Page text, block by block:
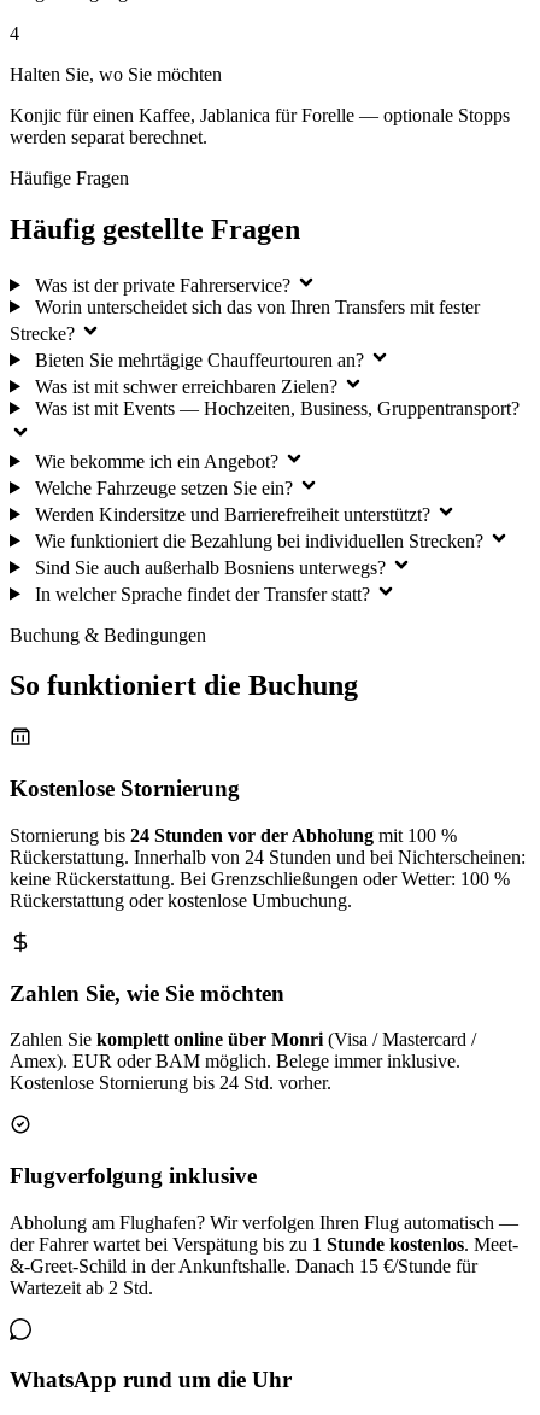
4
Halten Sie, wo Sie möchten
Konjic für einen Kaffee, Jablanica für Forelle — optionale Stopps
werden separat berechnet.
Häufige Fragen
Häufig gestellte Fragen
Was ist der private Fahrerservice?
Worin unterscheidet sich das von Ihren Transfers mit fester
Strecke?
Bieten Sie mehrtägige Chauffeurtouren an?
Was ist mit schwer erreichbaren Zielen?
Was ist mit Events — Hochzeiten, Business, Gruppentransport?
Wie bekomme ich ein Angebot?
Welche Fahrzeuge setzen Sie ein?
Werden Kindersitze und Barrierefreiheit unterstützt?
Wie funktioniert die Bezahlung bei individuellen Strecken?
Sind Sie auch außerhalb Bosniens unterwegs?
In welcher Sprache findet der Transfer statt?
Buchung & Bedingungen
So funktioniert die Buchung
Kostenlose Stornierung
Stornierung bis 24 Stunden vor der Abholung mit 100 %
Rückerstattung. Innerhalb von 24 Stunden und bei Nichterscheinen:
keine Rückerstattung. Bei Grenzschließungen oder Wetter: 100 %
Rückerstattung oder kostenlose Umbuchung.
Zahlen Sie, wie Sie möchten
Zahlen Sie komplett online über Monri (Visa / Mastercard /
Amex). EUR oder BAM möglich. Belege immer inklusive.
Kostenlose Stornierung bis 24 Std. vorher.
Flugverfolgung inklusive
Abholung am Flughafen? Wir verfolgen Ihren Flug automatisch —
der Fahrer wartet bei Verspätung bis zu 1 Stunde kostenlos. Meet-
&-Greet-Schild in der Ankunftshalle. Danach 15 €/Stunde für
Wartezeit ab 2 Std.
WhatsApp rund um die Uhr